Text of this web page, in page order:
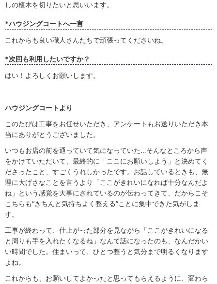
しの植木を切りたいと思いいます。
*ハウジングコートへ一言
これからも良い職人さんたちで頑張ってくださいね。
*次回も利用したいですか？
はい！よろしくお願いします。
ハウジングコートより
このたびは工事をお任せいただき、アンケートもお送りいただき本
当にありがとうございました。
いつもお店の前を通っていて気になっていた…そんなところから声
をかけていただいて、最終的に「ここにお願いしよう」と決めてく
ださったこと、すごくうれしかったです。お話しているときも、無
理に大げさなことを言うより「ここがきれいになれば十分なんだよ
ね」という感覚を大事にされているのが伝わってきて、だからこそ
こちらも“きちんと気持ちよく整える”ことに集中できた気がしま
す。
工事が終わって、仕上がった部分を見ながら「ここがきれいになる
と周りも手を入れたくなるね」なんて話になったのも、なんだかい
い時間でした。住まいって、ひとつ整うと気分まで明るくなります
よね。
これからも、お願いしてよかったと思ってもらえるように、変わら